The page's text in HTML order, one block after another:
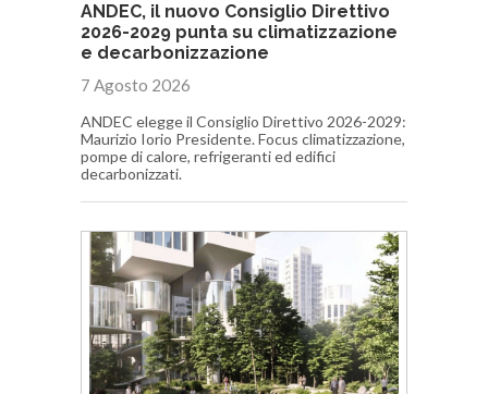
ANDEC, il nuovo Consiglio Direttivo
2026-2029 punta su climatizzazione
e decarbonizzazione
7 Agosto 2026
ANDEC elegge il Consiglio Direttivo 2026-2029:
Maurizio Iorio Presidente. Focus climatizzazione,
pompe di calore, refrigeranti ed edifici
decarbonizzati.